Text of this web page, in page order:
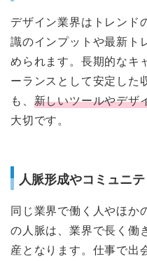
デザイン業界はトレンド
識のインプットや最新ト
められます。長期的なキ
ーランスとして安定した
も、 新しいツールやデザ
大切です。
人脈形成やコミュニ
同じ業界で働く人やほか
の人脈は、業界で長く働
産となります。仕事で出